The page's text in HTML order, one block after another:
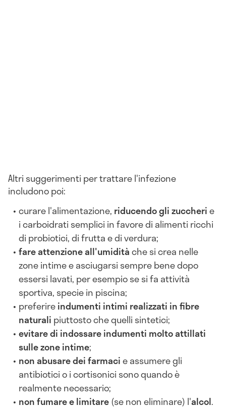
Altri suggerimenti per trattare l'infezione
includono poi:
curare l'alimentazione, riducendo gli zuccherie
i carboidrati semplici in favore di alimenti ricchi
di probiotici, di frutta e di verdura;
fare attenzione all'umiditàche si crea nelle
zone intime e asciugarsi sempre bene dopo
essersi lavati, per esempio se si fa attività
sportiva, specie in piscina;
preferireindumenti intimi realizzati in fibre
naturali piuttosto che quelli sintetici;
evitare di indossare indumenti molto attillati
sulle zone intime;
non abusare dei farmacie assumere gli
antibiotici o i cortisonici sono quando è
realmente necessario;
non fumare e limitare(se non eliminare) l'alcol.